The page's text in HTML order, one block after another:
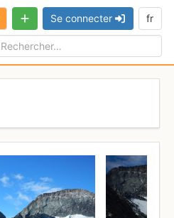
Se connecter fr